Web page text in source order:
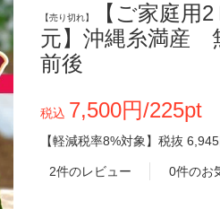
【売り切れ】
【ご家庭
元】沖縄糸満産
前後
税込 7,500円/225pt
【軽減税率8%対象】 税抜 6,945
2件のレビュー 0件のお